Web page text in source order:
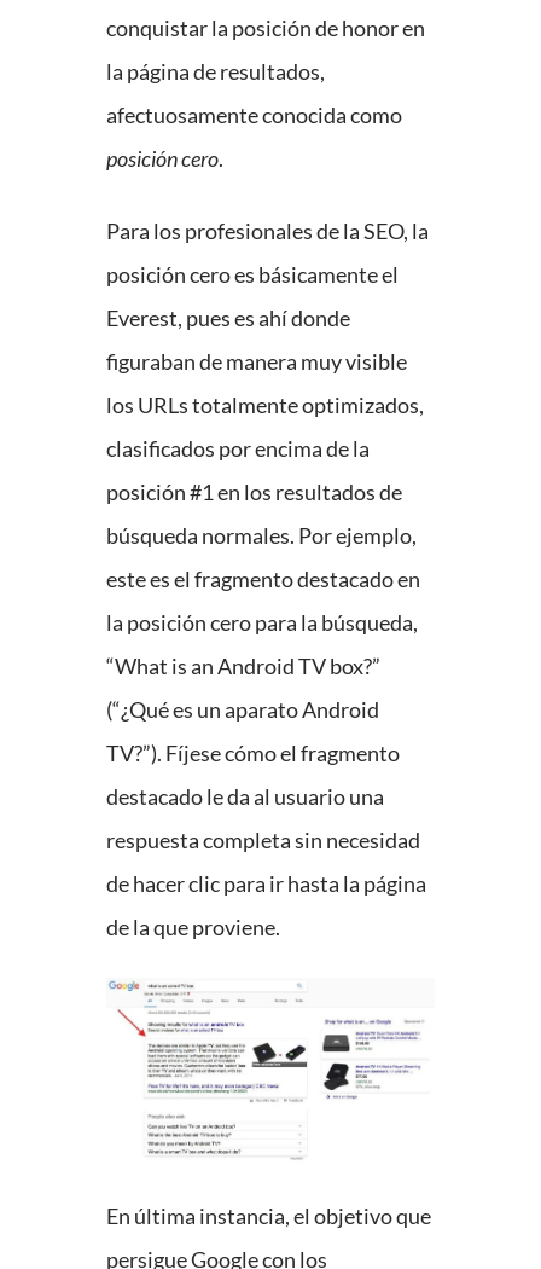
conquistar la posición de honor en
la página de resultados,
afectuosamente conocida como
posición cero.
Para los profesionales de la SEO, la
posición cero es básicamente el
Everest, pues es ahí donde
figuraban de manera muy visible
los URLs totalmente optimizados,
clasificados por encima de la
posición #1 en los resultados de
búsqueda normales. Por ejemplo,
este es el fragmento destacado en
la posición cero para la búsqueda,
“What is an Android TV box?”
(“¿Qué es un aparato Android
TV?”). Fíjese cómo el fragmento
destacado le da al usuario una
respuesta completa sin necesidad
de hacer clic para ir hasta la página
de la que proviene.
En última instancia, el objetivo que
persigue Google con los